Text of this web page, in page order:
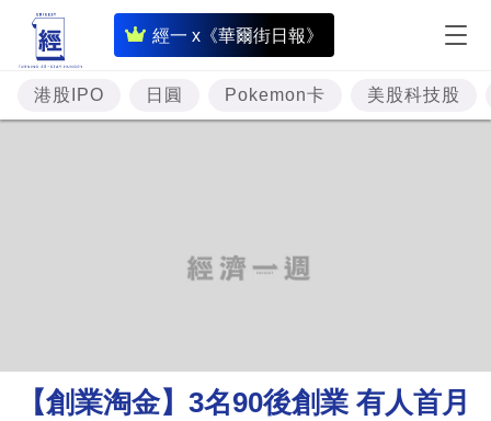
經一 x《華爾街日報》
即
時
財
經
理
財
港股IPO 日圓 Pokemon卡 美股科技股
【創業淘金】3名90後創業 有人首月